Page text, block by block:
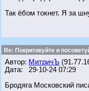
Так ёбом токнет. Я за
Re: Покритикуйте и
Автор: МитричЪ
Дата: 29-10-24 07:29
Бродяга Московский